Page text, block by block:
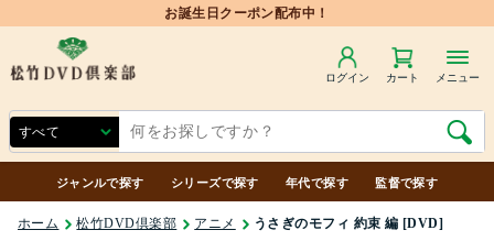
お誕生日クーポン配布中！
ログイン カート メニュー
ジャンルで探す シリーズで探す 年代で探す 監督で探す
ホーム 松竹DVD倶楽部 アニメ うさぎのモフィ 約束 編 [DVD]